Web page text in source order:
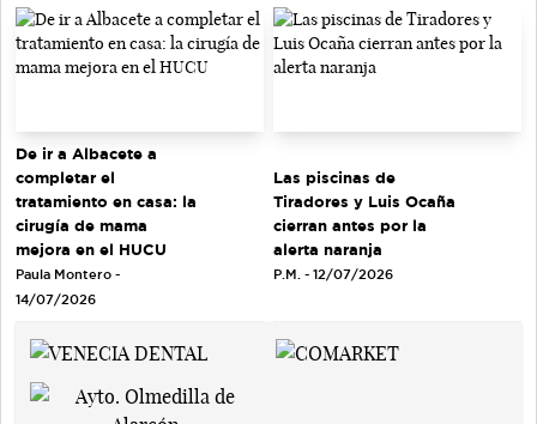
De ir a Albacete a
completar el
tratamiento en casa: la
cirugía de mama
mejora en el HUCU
Paula Montero -
14/07/2026
Las piscinas de
Tiradores y Luis Ocaña
cierran antes por la
alerta naranja
P.M. - 12/07/2026